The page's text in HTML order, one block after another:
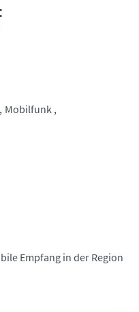
Mobilfunk
Empfang in der Region